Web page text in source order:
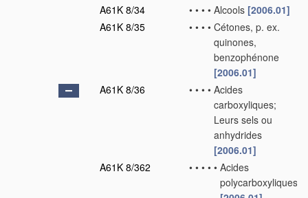
A61K 8/34
• • • • Alcools [2006.01]
A61K 8/35
• • • • Cétones, p. ex.
quinones,
benzophénone
[2006.01]
A61K 8/36
• • • • Acides
carboxyliques;
Leurs sels ou
anhydrides
[2006.01]
A61K 8/362
• • • • • Acides
polycarboxyliques